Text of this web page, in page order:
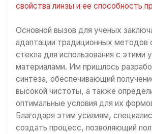
свойства линзы и ее способность
Основной вызов для ученых
адаптации традиционных методов
стекла для использования с этими
материалами. Им пришлось
синтеза, обеспечивающий
высокой чистоты, а также
оптимальные условия для их
Благодаря этим усилиям,
создать процесс, позволяющий